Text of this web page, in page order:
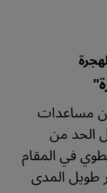
مساعدات
الحد من
في المقام
طويل المدى